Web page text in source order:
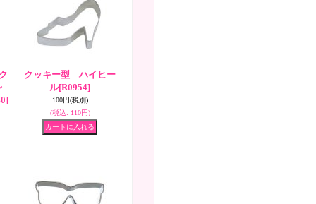
クッキー型 ハイヒー
ル[R0954]
100円(税別)
(税込: 110円)